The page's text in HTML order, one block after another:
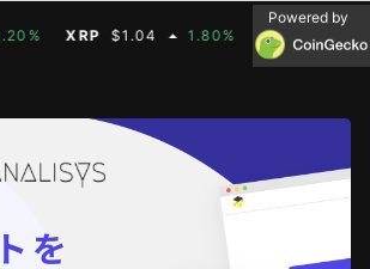
XRP $1.04 1.80% BNB $603.21
Powered by